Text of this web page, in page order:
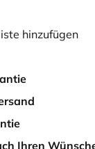
hinzufügen
Ihren